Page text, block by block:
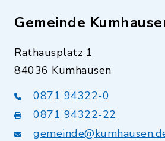
Gemeinde
Rathausplatz 1
84036 Kumhausen
0871 94322-0
0871 94322-22